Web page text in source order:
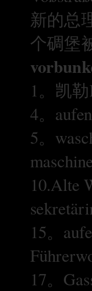
新的总
个碉堡
1。凯
4。
5。
10.Alte
15。
17。